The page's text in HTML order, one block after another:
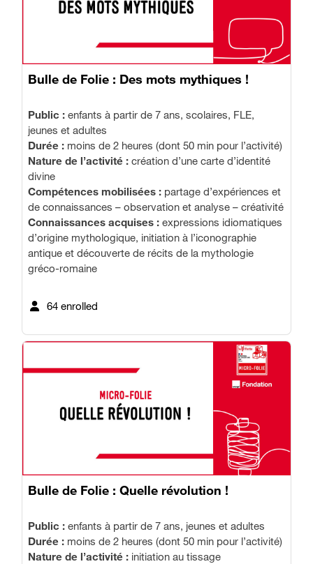
Bulle de Folie : Des mots mythiques !
Public : enfants à partir de 7 ans, scolaires, FLE,
jeunes et adultes
Durée : moins de 2 heures (dont 50 min pour l’activité)
Nature de l’activité : création d’une carte d’identité
divine
Compétences mobilisées : partage d’expériences et
de connaissances – observation et analyse – créativité
Connaissances acquises : expressions idiomatiques
d’origine mythologique, initiation à l’iconographie
antique et découverte de récits de la mythologie
gréco-romaine
64 enrolled
Bulle de Folie : Quelle révolution !
Public : enfants à partir de 7 ans, jeunes et adultes
Durée : moins de 2 heures (dont 50 min pour l’activité)
Nature de l’activité : initiation au tissage